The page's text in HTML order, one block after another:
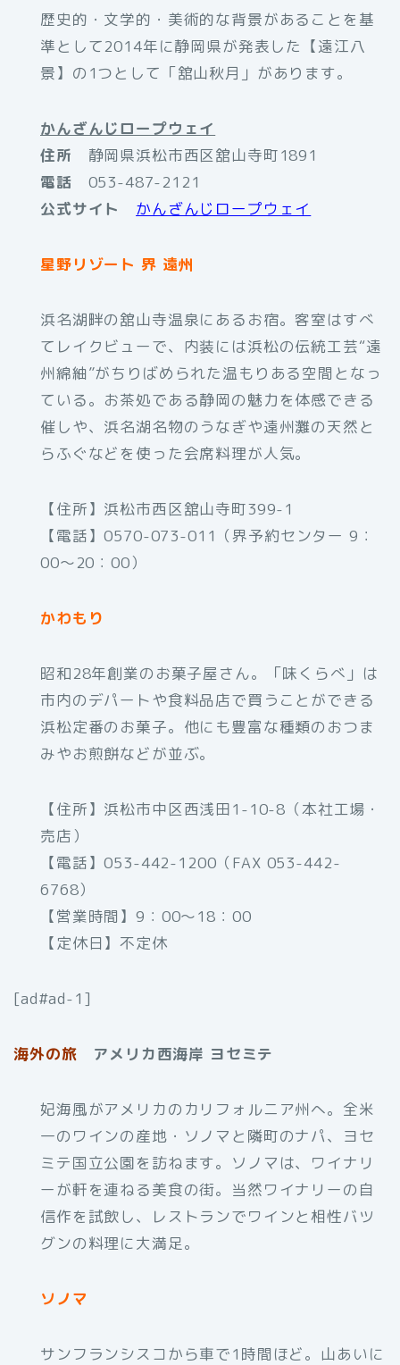
歴史的・文学的・美術的な背景があることを基
準として2014年に静岡県が発表した【遠江八
景】の1つとして「舘山秋月」があります。
かんざんじロープウェイ
住所 静岡県浜松市西区舘山寺町1891
電話 053-487-2121
公式サイト
かんざんじロープウェイ
星野リゾート 界 遠州
浜名湖畔の舘山寺温泉にあるお宿。客室はすべ
てレイクビューで、内装には浜松の伝統工芸“遠
州綿紬”がちりばめられた温もりある空間となっ
ている。お茶処である静岡の魅力を体感できる
催しや、浜名湖名物のうなぎや遠州灘の天然と
らふぐなどを使った会席料理が人気。
【住所】浜松市西区舘山寺町399-1
【電話】0570-073-011（界予約センター 9：
00～20：00）
かわもり
昭和28年創業のお菓子屋さん。「味くらべ」は
市内のデパートや食料品店で買うことができる
浜松定番のお菓子。他にも豊富な種類のおつま
みやお煎餅などが並ぶ。
【住所】浜松市中区西浅田1-10-8（本社工場・
売店）
【電話】053-442-1200（FAX 053-442-
6768）
【営業時間】9：00～18：00
【定休日】不定休
[ad#ad-1]
海外の旅 アメリカ西海岸 ヨセミテ
妃海風がアメリカのカリフォルニア州へ。全米
一のワインの産地・ソノマと隣町のナパ、ヨセ
ミテ国立公園を訪ねます。ソノマは、ワイナリ
ーが軒を連ねる美食の街。当然ワイナリーの自
信作を試飲し、レストランでワインと相性バツ
グンの料理に大満足。
ソノマ
サンフランシスコから車で1時間ほど。山あいに